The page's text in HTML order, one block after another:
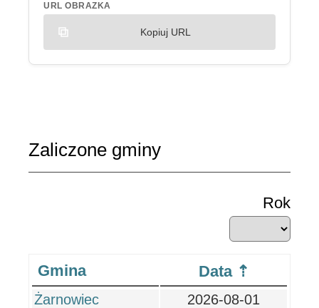
URL OBRAZKA
Kopiuj URL
Zaliczone gminy
Rok
Gmina Data
Żarnowiec
2026-08-01